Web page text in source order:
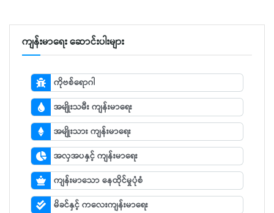
ကျန်းမာရေး ဆောင်းပါးများ
ကိုဗစ်ရောဂါ
အမျိုးသမီး ကျန်းမာရေး
အမျိုးသား ကျန်းမာရေး
အလှအပနှင့် ကျန်းမာရေး
ကျန်းမာသော နေထိုင်မှုပုံစံ
မိခင်နှင့် ကလေးကျန်းမာရေး